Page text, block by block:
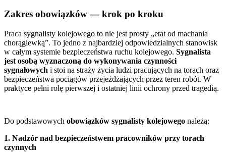
Zakres obowiązków — krok po kroku
Praca sygnalisty kolejowego to nie jest prosty „etat od machania
chorągiewką”. To jedno z najbardziej odpowiedzialnych stanowisk
w całym systemie bezpieczeństwa ruchu kolejowego. Sygnalista
jest osobą wyznaczoną do wykonywania czynności
sygnałowych i stoi na straży życia ludzi pracujących na torach oraz
bezpieczeństwa pociągów przejeżdżających przez teren robót. W
praktyce pełni rolę pierwszej i ostatniej linii ochrony przed tragedią.
Do podstawowych obowiązków sygnalisty kolejowego należą:
1. Nadzór nad bezpieczeństwem pracowników przy torach
czynnych